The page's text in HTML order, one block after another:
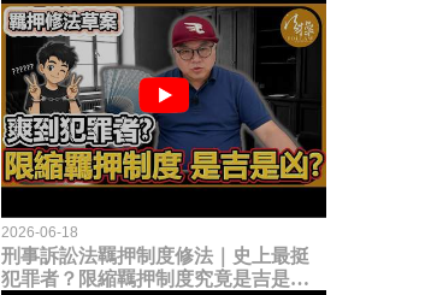
題？
2026-06-18
刑事訴訟法羈押制度修法｜史上最挺
犯罪者？限縮羈押制度究竟是吉是